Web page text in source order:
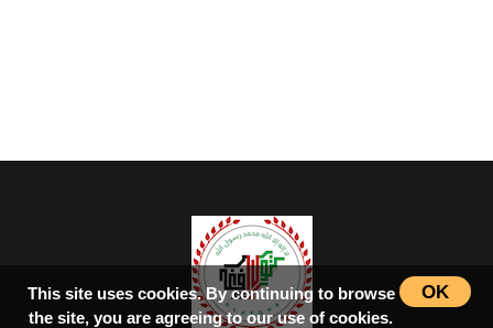
OK
This site uses cookies. By continuing to browse
the site, you are agreeing to our use of cookies.